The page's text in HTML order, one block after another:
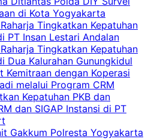
di Kota Yogyakarta
Tingkatkan Kepatuhan
PT Insan Lestari Andalan
Tingkatkan Kepatuhan
Dua Kalurahan Gunungkidul
Kemitraan dengan Koperasi
melalui Program CRM
Kepatuhan PKB dan
dan SIGAP Instansi di PT
Gakkum Polresta Yogyakarta